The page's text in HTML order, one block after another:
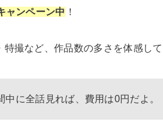
ャンペーン中 ！
撮など、作品数の多さを体感して
中に全話見れば、費用は0円だよ。